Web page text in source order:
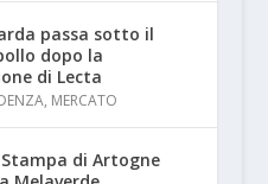
passa sotto il
dopo la
di Lecta
, MERCATO
di Artogne